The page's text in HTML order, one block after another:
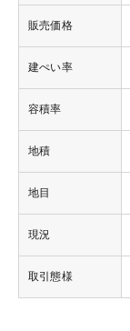
販売価格
建ぺい率
容積率
地積
地目
現況
取引態様